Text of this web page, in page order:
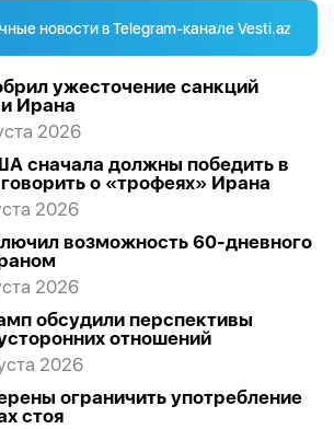
новости в Telegram-канале Vesti.az
ужесточение санкций
Ирана
2026
сначала должны победить в
о «трофеях» Ирана
2026
возможность 60-дневного
2026
обсудили перспективы
отношений
2026
ограничить употребление
стоя